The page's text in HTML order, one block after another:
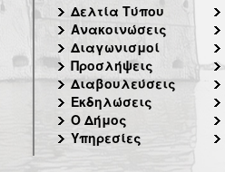
Δελτία Τύπου
Ανακοινώσεις
Διαγωνισμοί
Προσλήψεις
Διαβουλεύσεις
Εκδηλώσεις
Ο Δήμος
Υπηρεσίες